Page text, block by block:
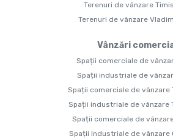
Terenuri de vânzare
Terenuri de vânzare
Vânzări
Spații comerciale de
Spații industriale de
Spații comerciale de vânzare
Spații industriale de vânzare
Spații comerciale de
Spații industriale de vânzare